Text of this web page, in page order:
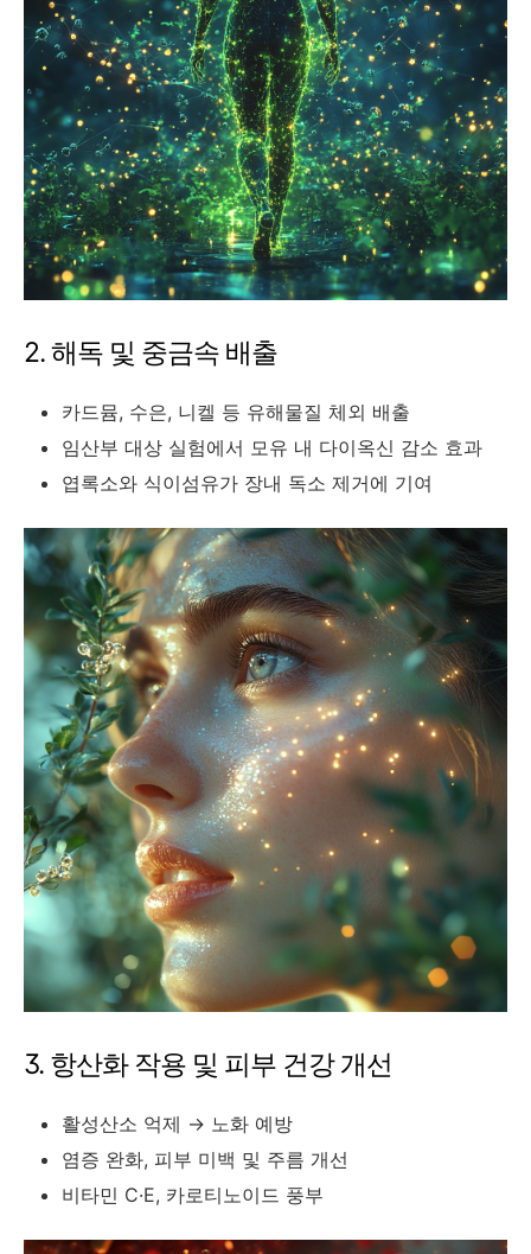
2. 해독 및 중금속 배출
카드뮴, 수은, 니켈 등 유해물질 체외 배출
임산부 대상 실험에서 모유 내 다이옥신 감소 효과
엽록소와 식이섬유가 장내 독소 제거에 기여
3. 항산화 작용 및 피부 건강 개선
활성산소 억제 → 노화 예방
염증 완화, 피부 미백 및 주름 개선
비타민 C·E, 카로티노이드 풍부